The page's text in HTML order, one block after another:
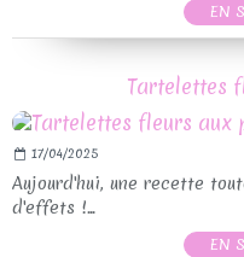
EN
Tartelettes
17/04/2025
Aujourd'hui, une recette
d'effets !...
EN